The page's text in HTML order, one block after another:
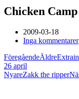
Chicken
2009-03-18
Inga kommentarer
FöregåendeÄldre
26 april
NyareZakk the ripper